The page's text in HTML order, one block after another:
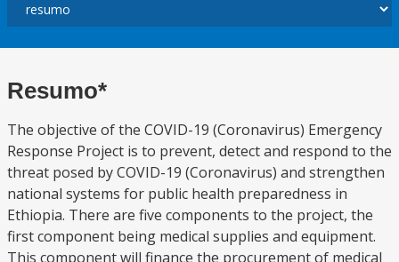
Resumo*
The objective of the COVID-19 (Coronavirus) Emergency
Response Project is to prevent, detect and respond to the
threat posed by COVID-19 (Coronavirus) and strengthen
national systems for public health preparedness in
Ethiopia. There are five components to the project, the
first component being medical supplies and equipment.
This component will finance the procurement of medical